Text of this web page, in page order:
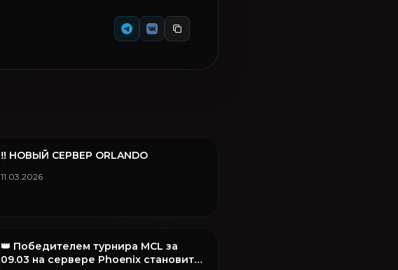
‼️ НОВЫЙ СЕРВЕР ORLANDO
11.03.2026
👑 Победителем турнира MCL за
09.03 на сервере Phoenix становится